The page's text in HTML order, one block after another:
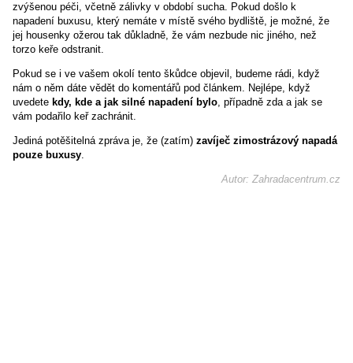
zvýšenou péči, včetně zálivky v období sucha. Pokud došlo k
napadení buxusu, který nemáte v místě svého bydliště, je možné, že
jej housenky ožerou tak důkladně, že vám nezbude nic jiného, než
torzo keře odstranit.
Pokud se i ve vašem okolí tento škůdce objevil, budeme rádi, když
nám o něm dáte vědět do komentářů pod článkem. Nejlépe, když
uvedete kdy, kde a jak silné napadení bylo, případně zda a jak se
vám podařilo keř zachránit.
Jediná potěšitelná zpráva je, že (zatím) zavíječ zimostrázový napadá
pouze buxusy.
Autor: Zahradacentrum.cz